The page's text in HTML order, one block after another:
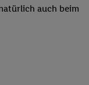
auch beim